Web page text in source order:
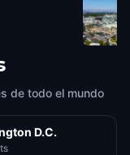
de todo el mundo
D.C.